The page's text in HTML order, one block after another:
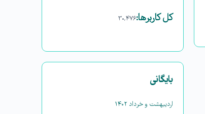
کل کاربرها:۳۰,۴۷۶
بایگانی
اردیبهشت و خرداد ۱۴۰۲